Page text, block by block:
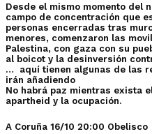
Desde el mismo momento del
campo de concentración que
personas encerradas tras
menores, comenzaron las
Palestina, con gaza con su
al boicot y la desinversión
… aquí tienen algunas de las
irán añadiendo
No habrá paz mientras exista
apartheid y la ocupación.
A Coruña 16/10 20:00 Obelisco